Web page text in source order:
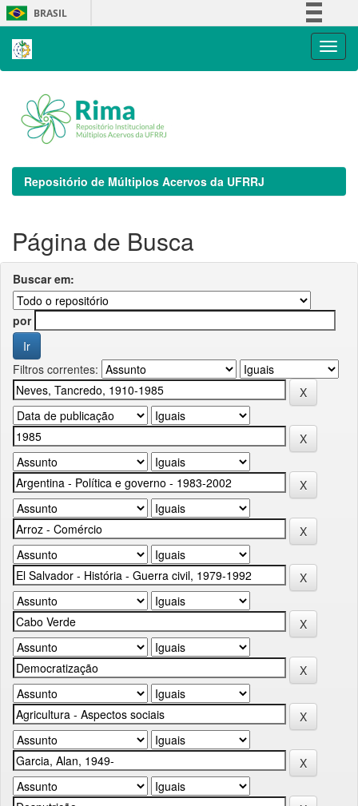
Skip
navigation
BRASIL
Repositório de Múltiplos Acervos da UFRRJ
Página de Busca
Buscar em:
por
Filtros correntes: